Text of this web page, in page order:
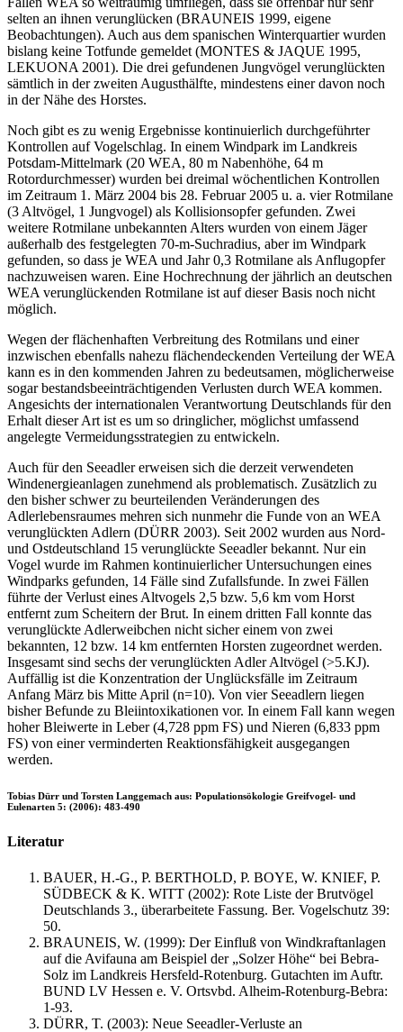
selten an ihnen verunglücken (BRAUNEIS 1999, eigene
Beobachtungen). Auch aus dem spanischen Winterquartier wurden
bislang keine Totfunde gemeldet (MONTES & JAQUE 1995,
LEKUONA 2001). Die drei gefundenen Jungvögel verunglückten
sämtlich in der zweiten Augusthälfte, mindestens einer davon noch
in der Nähe des Horstes.
Noch gibt es zu wenig Ergebnisse kontinuierlich durchgeführter
Kontrollen auf Vogelschlag. In einem Windpark im Landkreis
Potsdam-Mittelmark (20 WEA, 80 m Nabenhöhe, 64 m
Rotordurchmesser) wurden bei dreimal wöchentlichen Kontrollen
im Zeitraum 1. März 2004 bis 28. Februar 2005 u. a. vier Rotmilane
(3 Altvögel, 1 Jungvogel) als Kollisionsopfer gefunden. Zwei
weitere Rotmilane unbekannten Alters wurden von einem Jäger
außerhalb des festgelegten 70-m-Suchradius, aber im Windpark
gefunden, so dass je WEA und Jahr 0,3 Rotmilane als Anflugopfer
nachzuweisen waren. Eine Hochrechnung der jährlich an deutschen
WEA verunglückenden Rotmilane ist auf dieser Basis noch nicht
möglich.
Wegen der flächenhaften Verbreitung des Rotmilans und einer
inzwischen ebenfalls nahezu flächendeckenden Verteilung der WEA
kann es in den kommenden Jahren zu bedeutsamen, möglicherweise
sogar bestandsbeeinträchtigenden Verlusten durch WEA kommen.
Angesichts der internationalen Verantwortung Deutschlands für den
Erhalt dieser Art ist es um so dringlicher, möglichst umfassend
angelegte Vermeidungsstrategien zu entwickeln.
Auch für den Seeadler erweisen sich die derzeit verwendeten
Windenergieanlagen zunehmend als problematisch. Zusätzlich zu
den bisher schwer zu beurteilenden Veränderungen des
Adlerlebensraumes mehren sich nunmehr die Funde von an WEA
verunglückten Adlern (DÜRR 2003). Seit 2002 wurden aus Nord-
und Ostdeutschland 15 verunglückte Seeadler bekannt. Nur ein
Vogel wurde im Rahmen kontinuierlicher Untersuchungen eines
Windparks gefunden, 14 Fälle sind Zufallsfunde. In zwei Fällen
führte der Verlust eines Altvogels 2,5 bzw. 5,6 km vom Horst
entfernt zum Scheitern der Brut. In einem dritten Fall konnte das
verunglückte Adlerweibchen nicht sicher einem von zwei
bekannten, 12 bzw. 14 km entfernten Horsten zugeordnet werden.
Insgesamt sind sechs der verunglückten Adler Altvögel (>5.KJ).
Auffällig ist die Konzentration der Unglücksfälle im Zeitraum
Anfang März bis Mitte April (n=10). Von vier Seeadlern liegen
bisher Befunde zu Bleiintoxikationen vor. In einem Fall kann wegen
hoher Bleiwerte in Leber (4,728 ppm FS) und Nieren (6,833 ppm
FS) von einer verminderten Reaktionsfähigkeit ausgegangen
werden.
Tobias Dürr und Torsten Langgemach aus: Populationsökologie Greifvogel- und
Eulenarten 5: (2006): 483-490
Literatur
BAUER, H.-G., P. BERTHOLD, P. BOYE, W. KNIEF, P.
SÜDBECK & K. WITT (2002): Rote Liste der Brutvögel
Deutschlands 3., überarbeitete Fassung. Ber. Vogelschutz 39:
50.
BRAUNEIS, W. (1999): Der Einfluß von Windkraftanlagen
auf die Avifauna am Beispiel der „Solzer Höhe“ bei Bebra-
Solz im Landkreis Hersfeld-Rotenburg. Gutachten im Auftr.
BUND LV Hessen e. V. Ortsvbd. Alheim-Rotenburg-Bebra:
1-93.
DÜRR, T. (2003): Neue Seeadler-Verluste an